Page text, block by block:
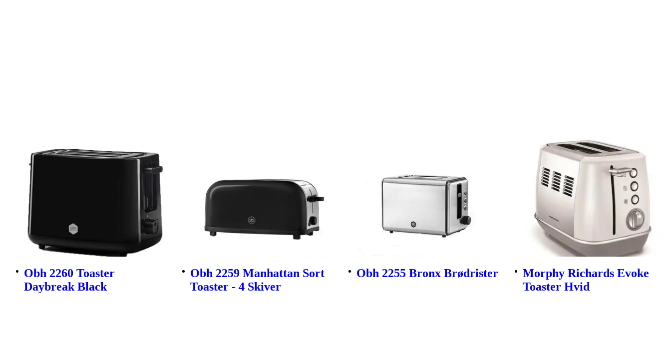
Obh 2260 Toaster
Daybreak Black
Obh 2259 Manhattan Sort
Toaster - 4 Skiver
Obh 2255 Bronx Brødrister
Morphy Richards Evoke
Toaster Hvid